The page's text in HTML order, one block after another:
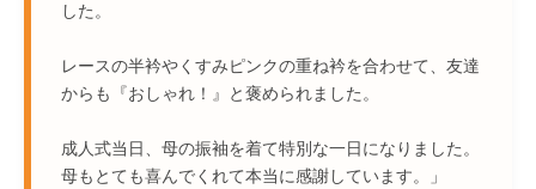
した。
レースの半衿やくすみピンクの重ね衿を合わせて、友達
からも『おしゃれ！』と褒められました。
成人式当日、母の振袖を着て特別な一日になりました。
母もとても喜んでくれて本当に感謝しています。」